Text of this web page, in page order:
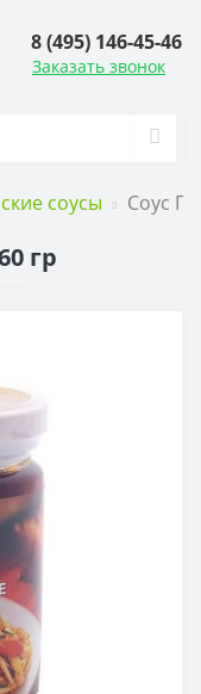
8 (495) 146-45-46
Заказать звонок
соусы Соус
гр